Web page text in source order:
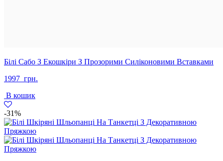
Білі Сабо З Екошкіри З Прозорими Силіконовими Вставками
1997 грн.
В кошик
-31%